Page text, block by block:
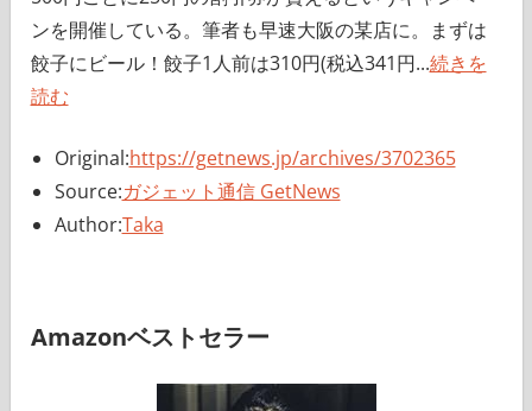
ンを開催している。筆者も早速大阪の某店に。まずは
餃子にビール！餃子1人前は310円(税込341円...続きを
読む
Original:https://getnews.jp/archives/3702365
Source:ガジェット通信 GetNews
Author:Taka
Amazonベストセラー